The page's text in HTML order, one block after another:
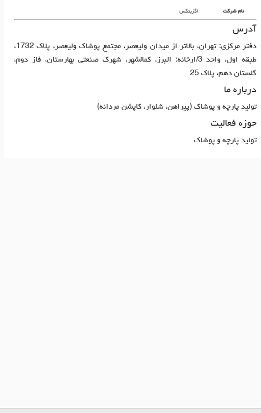
نام شرکت اگزیتکس
آدرس
دفتر مرکزی: تهران، بالاتر از میدان ولیعصر، مجتمع پوشاک ولیعصر، پلاک 1732،
طبقه اول، واحد 3/ارخانه: البرز، کمالشهر، شهرک صنعتی بهارستان، فاز دوم،
گلستان دهم، پلاک 25
درباره ما
تولید پارچه و پوشاک (پیراهن، شلوار، کاپشن مردانه)
حوزه فعالیت
تولید پارچه و پوشاک